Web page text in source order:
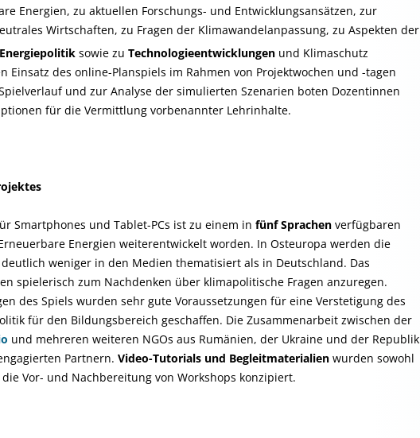
Energien, zu aktuellen Forschungs- und Entwicklungsansätzen, zur
Wirtschaften, zu Fragen der Klimawandelanpassung, zu Aspekten der
Energiepolitik sowie zu Technologieentwicklungen und Klimaschutz
Einsatz des online-Planspiels im Rahmen von Projektwochen und -tagen
und zur Analyse der simulierten Szenarien boten Dozentinnen
für die Vermittlung vorbenannter Lehrinhalte.
Smartphones und Tablet-PCs ist zu einem in fünf Sprachen verfügbaren
Energien weiterentwickelt worden. In Osteuropa werden die
weniger in den Medien thematisiert als in Deutschland. Das
spielerisch zum Nachdenken über klimapolitische Fragen anzuregen.
des Spiels wurden sehr gute Voraussetzungen für eine Verstetigung des
für den Bildungsbereich geschaffen. Die Zusammenarbeit zwischen der
und mehreren weiteren NGOs aus Rumänien, der Ukraine und der Republik
Partnern. Video-Tutorials und Begleitmaterialien wurden sowohl
Vor- und Nachbereitung von Workshops konzipiert.